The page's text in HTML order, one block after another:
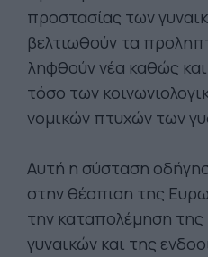
προστασίας των
βελτιωθούν τα
ληφθούν νέα καθώς
τόσο των
νομικών πτυχών των
Αυτή η σύσταση
στην θέσπιση της
την καταπολέμηση της
γυναικών και της